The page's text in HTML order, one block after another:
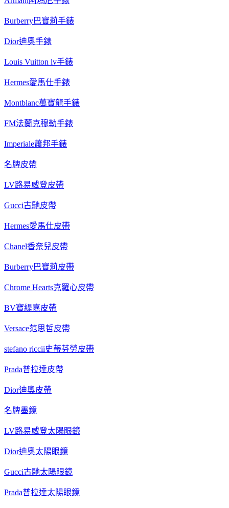
Burberry巴寶莉手錶
Dior迪奧手錶
Louis Vuitton lv手錶
Hermes愛馬仕手錶
Montblanc萬寶龍手錶
FM法蘭克穆勒手錶
Imperiale蕭邦手錶
名牌皮帶
LV路易威登皮帶
Gucci古馳皮帶
Hermes愛馬仕皮帶
Chanel香奈兒皮帶
Burberry巴寶莉皮帶
Chrome Hearts克羅心皮帶
BV寶緹嘉皮帶
Versace范思哲皮帶
stefano riccii史蒂芬勞皮帶
Prada普拉達皮帶
Dior迪奧皮帶
名牌墨鏡
LV路易威登太陽眼鏡
Dior迪奧太陽眼鏡
Gucci古馳太陽眼鏡
Prada普拉達太陽眼鏡